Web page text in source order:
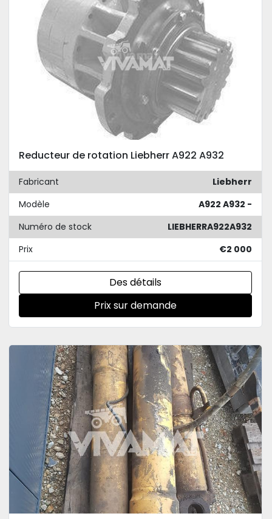
Reducteur de rotation Liebherr A922 A932
Fabricant
Liebherr
Modèle
A922 A932 -
Numéro de stock
LIEBHERRA922A932
Prix
€2 000
Des détails
Prix sur demande